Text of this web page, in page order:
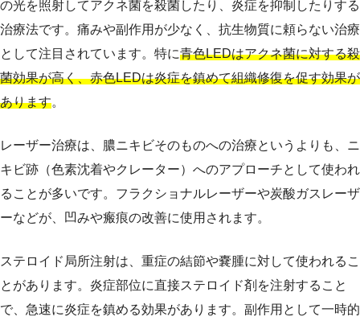
の光を照射してアクネ菌を殺菌したり、炎症を抑制したりする
治療法です。痛みや副作用が少なく、抗生物質に頼らない治療
として注目されています。特に青色LEDはアクネ菌に対する殺
菌効果が高く、赤色LEDは炎症を鎮めて組織修復を促す効果が
あります。
レーザー治療は、膿ニキビそのものへの治療というよりも、ニ
キビ跡（色素沈着やクレーター）へのアプローチとして使われ
ることが多いです。フラクショナルレーザーや炭酸ガスレーザ
ーなどが、凹みや瘢痕の改善に使用されます。
ステロイド局所注射は、重症の結節や嚢腫に対して使われるこ
とがあります。炎症部位に直接ステロイド剤を注射すること
で、急速に炎症を鎮める効果があります。副作用として一時的